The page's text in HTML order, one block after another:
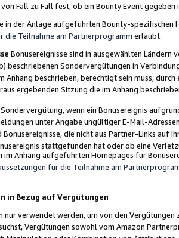
Fall zu Fall fest, ob ein Bounty Event
in der Anlage aufgeführten Bounty-spezifischen
die Teilnahme am Partnerprogramm erlaubt.
Bonusereignisse sind in ausgewählten Ländern
beschriebenen Sondervergütungen in
Anhang beschrieben, berechtigt sein muss,
ergebenden Sitzung die im Anhang
wenn ein Bonusereignis
unter Angabe ungültiger E-Mail-
Bonusereignisse, die nicht aus Partner-Links auf
stattgefunden hat oder ob eine
im Anhang aufgeführten Homepages für
für die Teilnahme am
in Bezug auf Vergütungen
nur verwendet werden, um von den
Vergütungen sowohl vom Amazon